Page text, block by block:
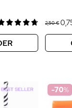
2,50 €
-70%